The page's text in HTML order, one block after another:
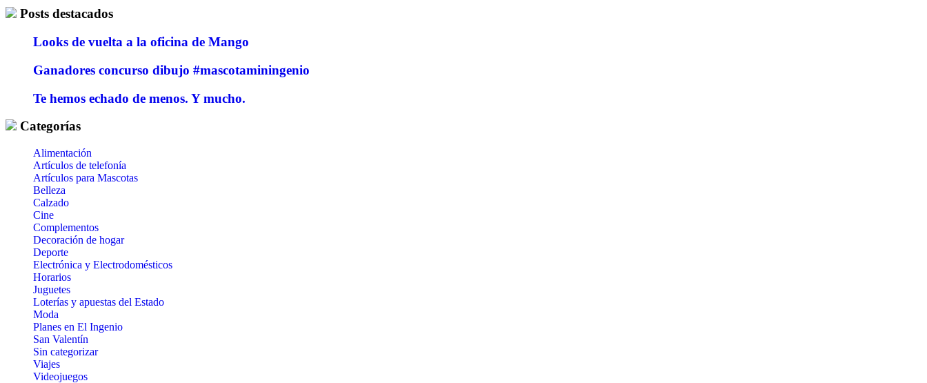
Posts destacados
Looks de vuelta a la oficina de Mango
Ganadores concurso dibujo #mascotaminingenio
Te hemos echado de menos. Y mucho.
Categorías
Alimentación
Artículos de telefonía
Artículos para Mascotas
Belleza
Calzado
Cine
Complementos
Decoración de hogar
Deporte
Electrónica y Electrodomésticos
Horarios
Juguetes
Loterías y apuestas del Estado
Moda
Planes en El Ingenio
San Valentín
Sin categorizar
Viajes
Videojuegos